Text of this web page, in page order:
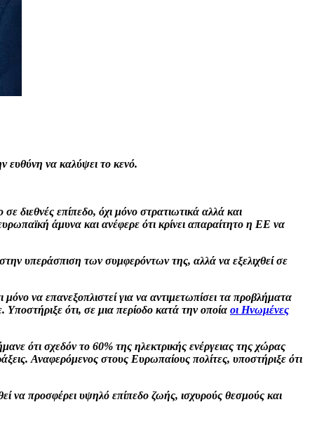
ευθύνη να καλύψει το κενό.
διεθνές επίπεδο, όχι μόνο στρατιωτικά αλλά και
άμυνα και ανέφερε ότι κρίνει απαραίτητο η ΕΕ να
υπεράσπιση των συμφερόντων της, αλλά να εξελιχθεί σε
να επανεξοπλιστεί για να αντιμετωπίσει τα προβλήματα
ότι, σε μια περίοδο κατά την οποία οι Ηνωμένες
ότι σχεδόν το 60% της ηλεκτρικής ενέργειας της χώρας
Αναφερόμενος στους Ευρωπαίους πολίτες, υποστήριξε ότι
να προσφέρει υψηλό επίπεδο ζωής, ισχυρούς θεσμούς και